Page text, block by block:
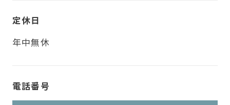
定休日
年中無休
電話番号